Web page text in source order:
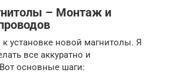
– Монтаж и
к установке новой магнитолы. Я
все аккуратно и
основные шаги: